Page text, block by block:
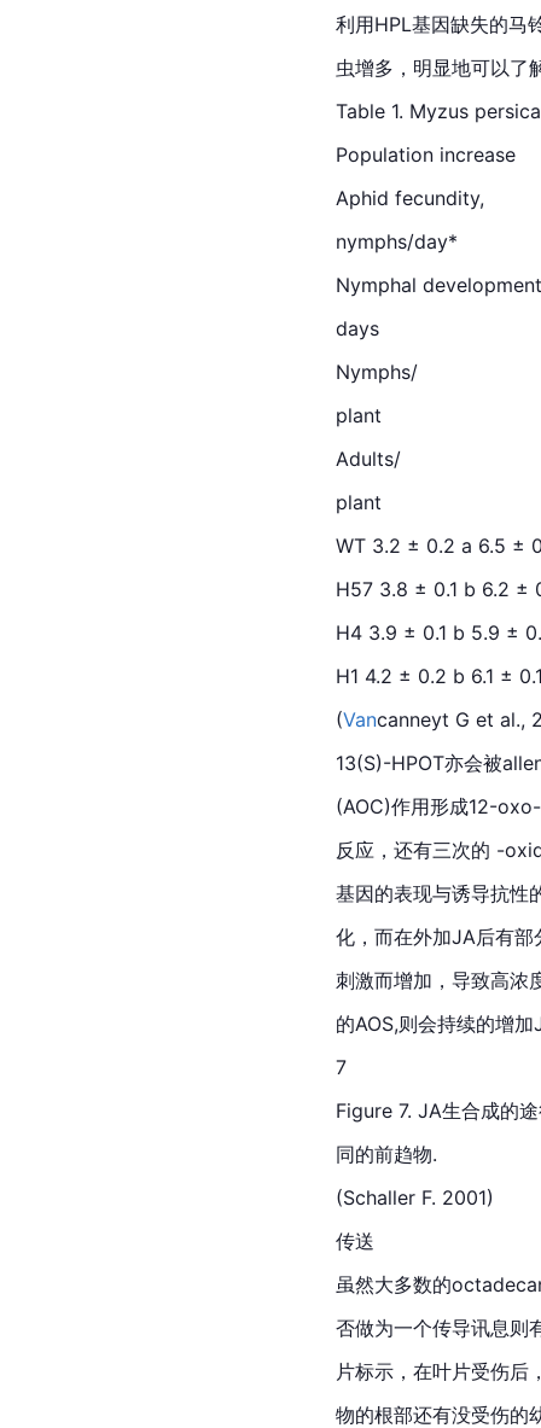
利用HPL基因缺失的马
虫增多，明显地可以了
Table 1. Myzus
Population increase
Aphid fecundity,
nymphs/day*
Nymphal
days
Nymphs/
plant
Adults/
plant
WT 3.2 ± 0.2 a 6.5 ±
H57 3.8 ± 0.1 b 6.2 ±
H4 3.9 ± 0.1 b 5.9 ±
H1 4.2 ± 0.2 b 6.1 ±
(Vancanneyt G et al.,
13(S)-HPOT亦会被
(AOC)作用形成12-
反应，还有三次的 -
基因的表现与诱导抗性
化，而在外加JA后有
刺激而增加，导致高浓
的AOS,则会持续的增
7
Figure 7. JA生合成的
同的前趋物.
(Schaller F. 2001)
传送
虽然大多数的
否做为一个传导讯息则
片标示，在叶片受伤后
物的根部还有没受伤的